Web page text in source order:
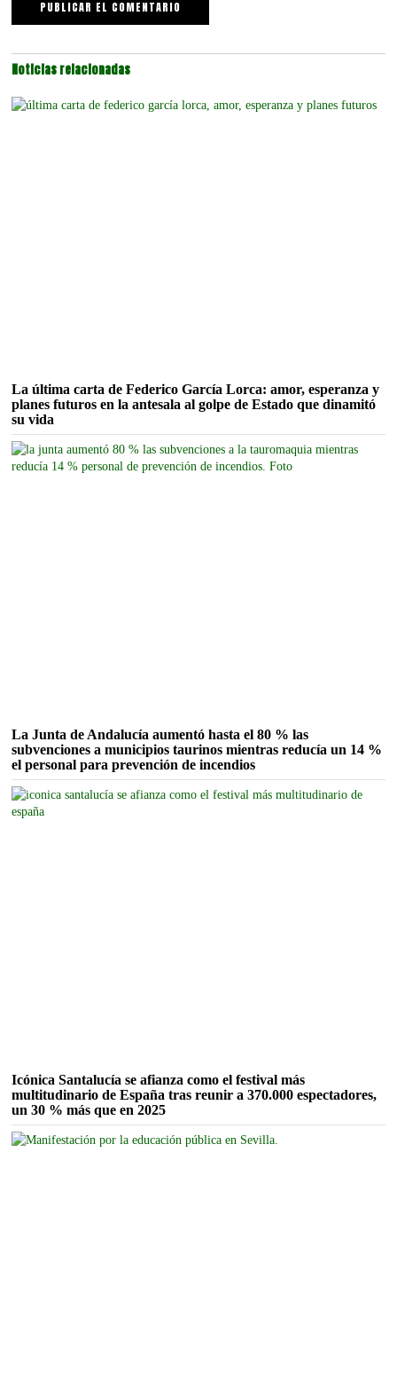
Noticias relacionadas
La última carta de Federico García Lorca: amor, esperanza y
planes futuros en la antesala al golpe de Estado que dinamitó
su vida
La Junta de Andalucía aumentó hasta el 80 % las
subvenciones a municipios taurinos mientras reducía un 14 %
el personal para prevención de incendios
Icónica Santalucía se afianza como el festival más
multitudinario de España tras reunir a 370.000 espectadores,
un 30 % más que en 2025